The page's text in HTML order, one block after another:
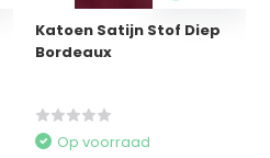
Katoen Satijn Stof Diep
Bordeaux
Op voorraad